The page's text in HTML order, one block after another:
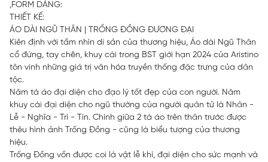
,FORM DÁNG:
THIẾT KẾ:
ÁO DÀI NGŨ THÂN | TRỐNG ĐỒNG ĐƯƠNG ĐẠI
Kiên định với tầm nhìn di sản của thương hiệu, Áo dài Ngũ Thân
cổ đứng, tay chẽn, khuy cài trong BST giới hạn 2024 của Aristino
tôn vinh những giá trị văn hóa truyền thống đặc trưng của dân
tộc.
Năm tà áo đại diện cho đạo lý tốt đẹp của con người. Năm
khuy cài đại diện cho ngũ thường của người quân tử là Nhân -
Lễ - Nghĩa - Trí - Tín. Chính giữa 2 tà áo trên thân trước được
thêu hình ảnh Trống Đồng - cũng là biểu tượng của thương
hiệu.
Trống Đồng vốn được coi là vật lễ khí, đại diện cho sức mạnh và